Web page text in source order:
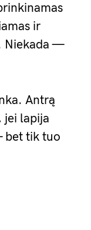
ir
Niekada —
Antrą
jei lapija
bet tik tuo